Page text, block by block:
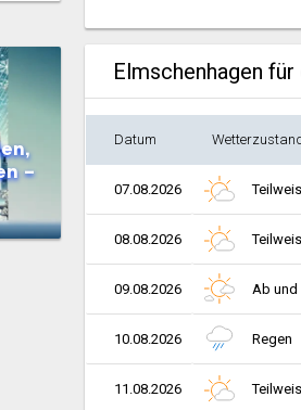
–
Elmschenhagen
Datum
07.08.2026
08.08.2026
09.08.2026 Ab
10.08.2026 Regen
11.08.2026